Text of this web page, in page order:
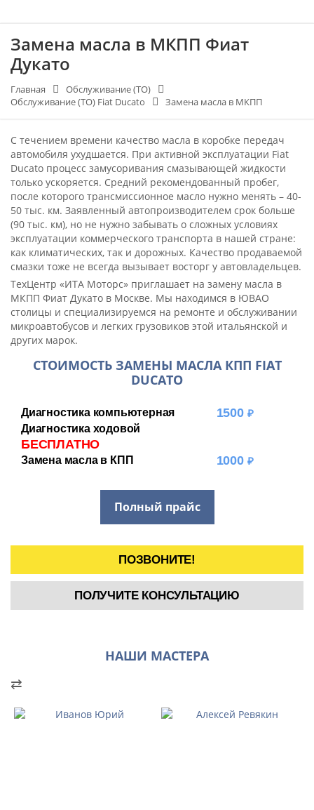
Замена масла в МКПП Фиат
Дукато
Главная
Обслуживание (ТО)
Обслуживание (ТО) Fiat Ducato
Замена масла в МКПП
С течением времени качество масла в коробке передач
автомобиля ухудшается. При активной эксплуатации Fiat
Ducato процесс замусоривания смазывающей жидкости
только ускоряется. Средний рекомендованный пробег,
после которого трансмиссионное масло нужно менять – 40-
50 тыс. км. Заявленный автопроизводителем срок больше
(90 тыс. км), но не нужно забывать о сложных условиях
эксплуатации коммерческого транспорта в нашей стране:
как климатических, так и дорожных. Качество продаваемой
смазки тоже не всегда вызывает восторг у автовладельцев.
ТехЦентр «ИТА Моторс» приглашает на замену масла в
МКПП Фиат Дукато в Москве. Мы находимся в ЮВАО
столицы и специализируемся на ремонте и обслуживании
микроавтобусов и легких грузовиков этой итальянской и
других марок.
СТОИМОСТЬ ЗАМЕНЫ МАСЛА КПП FIAT
DUCATO
Диагностика компьютерная 1500
Диагностика ходовой
БЕСПЛАТНО
Замена масла в КПП 1000
Полный прайс
ПОЗВОНИТЕ!
ПОЛУЧИТЕ КОНСУЛЬТАЦИЮ
НАШИ МАСТЕРА